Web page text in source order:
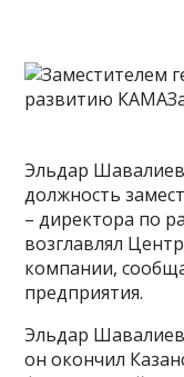
Эльдар
должность
– директора по
возглавлял
компании,
предприятия.
Эльдар Шавалиев
он окончил